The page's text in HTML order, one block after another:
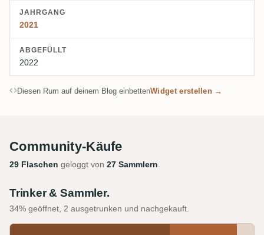
JAHRGANG
2021
ABGEFÜLLT
2022
Diesen Rum auf deinem Blog einbettenWidget erstellen →
Community-Käufe
29 Flaschen geloggt von 27 Sammlern.
Trinker & Sammler.
34% geöffnet, 2 ausgetrunken und nachgekauft.